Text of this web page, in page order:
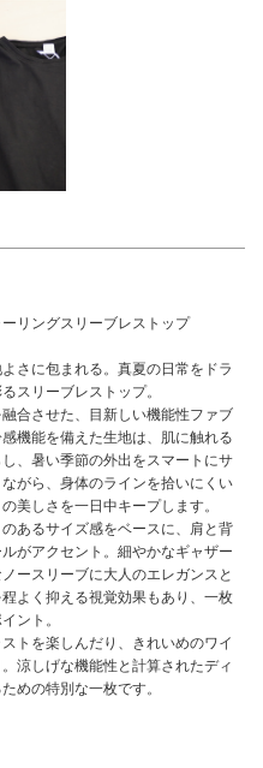
リングスリーブレストップ
さに包まれる。真夏の日常をドラ
スリーブレストップ。
合させた、目新しい機能性ファブ
機能を備えた生地は、肌に触れる
、暑い季節の外出をスマートにサ
がら、身体のラインを拾いにくい
美しさを一日中キープします。
あるサイズ感をベースに、肩と背
がアクセント。細やかなギャザー
ースリーブに大人のエレガンスと
よく抑える視覚効果もあり、一枚
ント。
トを楽しんだり、きれいめのワイ
涼しげな機能性と計算されたディ
めの特別な一枚です。